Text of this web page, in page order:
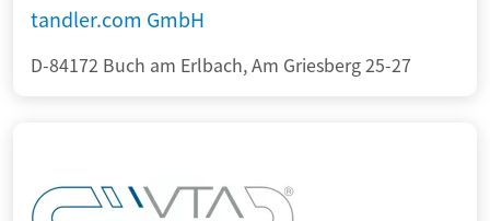
tandler.com GmbH
D-84172 Buch am Erlbach, Am Griesberg 25-27